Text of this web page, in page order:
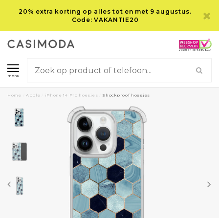
20% extra korting op alles tot en met 9 augustus.
Code: VAKANTIE20
menu
Home Apple iPhone 14 Pro hoesjes Shockproof hoesjes